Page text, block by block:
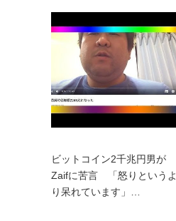
ビットコイン2千兆円男が
Zaifに苦言 「怒りというよ
り呆れています」…